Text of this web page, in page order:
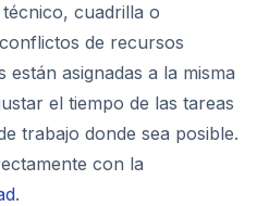
cuadrilla o
de recursos
asignadas a la misma
el tiempo de las tareas
trabajo donde sea posible.
con la
.